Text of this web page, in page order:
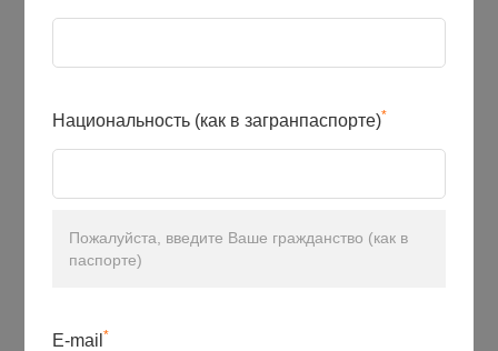
Национальность (как в загранпаспорте)*
Пожалуйста, введите Ваше гражданство (как в
паспорте)
E-mail *